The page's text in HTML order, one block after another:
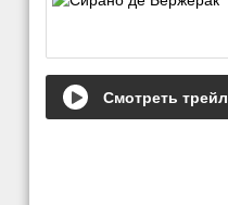
Смотреть